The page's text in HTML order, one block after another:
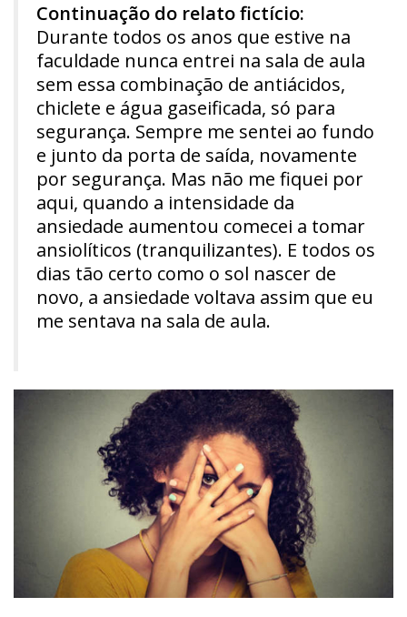
Continuação do relato fictício:
Durante todos os anos que estive na
faculdade nunca entrei na sala de aula
sem essa combinação de antiácidos,
chiclete e água gaseificada, só para
segurança. Sempre me sentei ao fundo
e junto da porta de saída, novamente
por segurança. Mas não me fiquei por
aqui, quando a intensidade da
ansiedade aumentou comecei a tomar
ansiolíticos (tranquilizantes). E todos os
dias tão certo como o sol nascer de
novo, a ansiedade voltava assim que eu
me sentava na sala de aula.